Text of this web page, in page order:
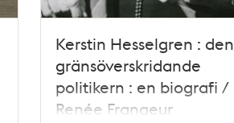
Kerstin Hesselgren : den
gränsöverskridande
politikern : en biografi /
Renée Frangeur